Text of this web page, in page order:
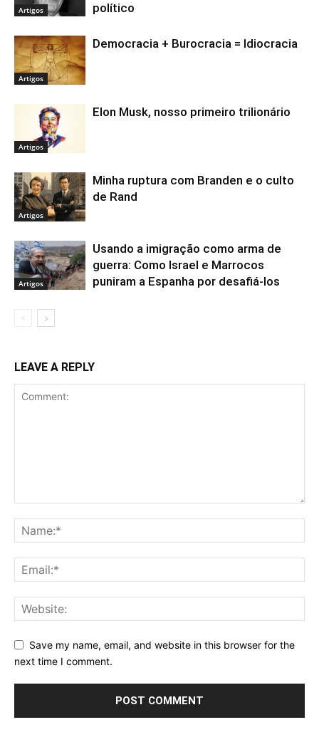
Artigos
político
Artigos
Democracia + Burocracia = Idiocracia
Artigos
Elon Musk, nosso primeiro trilionário
Artigos
Minha ruptura com Branden e o culto
de Rand
Artigos
Usando a imigração como arma de
guerra: Como Israel e Marrocos
puniram a Espanha por desafiá-los
LEAVE A REPLY
Save my name, email, and website in this browser for the
next time I comment.